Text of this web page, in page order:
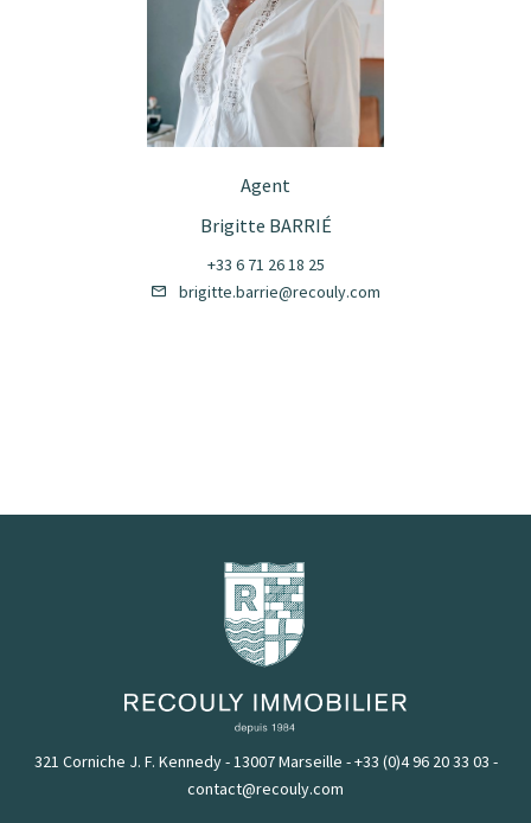
Agent
Brigitte BARRIÉ
+33 6 71 26 18 25
brigitte.barrie@recouly.com
321 Corniche J. F. Kennedy - 13007 Marseille -+33 (0)4 96 20 33 03 -
contact@recouly.com